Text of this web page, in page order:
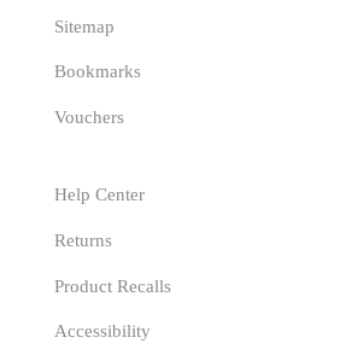
Sitemap
Bookmarks
Vouchers
Help Center
Returns
Product Recalls
Accessibility